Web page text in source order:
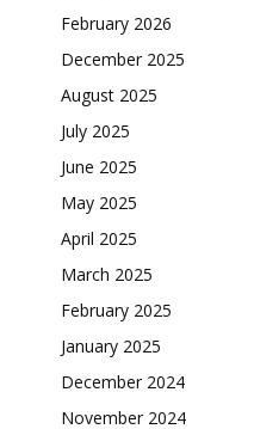
February 2026
December 2025
August 2025
July 2025
June 2025
May 2025
April 2025
March 2025
February 2025
January 2025
December 2024
November 2024